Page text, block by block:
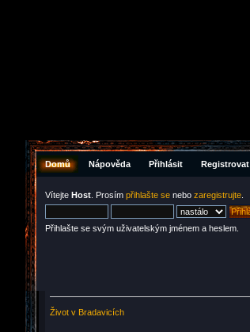
Domů Nápověda Přihlásit Registrovat
Vítejte Host . Prosím přihlašte se nebo zaregistrujte
Přihlašte se svým uživatelským jménem a heslem.
Život v Bradavicích